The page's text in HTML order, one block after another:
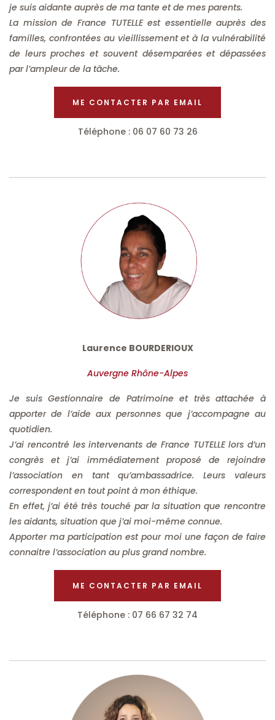
je suis aidante auprès de ma tante et de mes parents.
La mission de France TUTELLE est essentielle auprès des
familles, confrontées au vieillissement et à la vulnérabilité
de leurs proches et souvent désemparées et dépassées
par l’ampleur de la tâche.
ME CONTACTER PAR EMAIL
Téléphone : 06 07 60 73 26
Laurence BOURDERIOUX
Auvergne Rhône-Alpes
Je suis Gestionnaire de Patrimoine et très attachée à
apporter de l’aide aux personnes que j’accompagne au
quotidien.
J’ai rencontré les intervenants de France TUTELLE lors d’un
congrès et j’ai immédiatement proposé de rejoindre
l’association en tant qu’ambassadrice. Leurs valeurs
correspondent en tout point à mon éthique.
En effet, j’ai été très touché par la situation que rencontre
les aidants, situation que j’ai moi-même connue.
Apporter ma participation est pour moi une façon de faire
connaitre l’association au plus grand nombre.
ME CONTACTER PAR EMAIL
Téléphone : 07 66 67 32 74